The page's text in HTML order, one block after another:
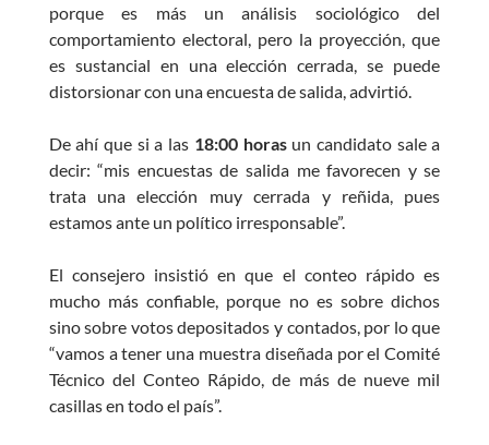
porque es más un análisis sociológico del
comportamiento electoral, pero la proyección, que
es sustancial en una elección cerrada, se puede
distorsionar con una encuesta de salida, advirtió.
De ahí que si a las 18:00 horasun candidato sale a
decir: “mis encuestas de salida me favorecen y se
trata una elección muy cerrada y reñida, pues
estamos ante un político irresponsable”.
El consejero insistió en que el conteo rápido es
mucho más confiable, porque no es sobre dichos
sino sobre votos depositados y contados, por lo que
“vamos a tener una muestra diseñada por el Comité
Técnico del Conteo Rápido, de más de nueve mil
casillas en todo el país”.